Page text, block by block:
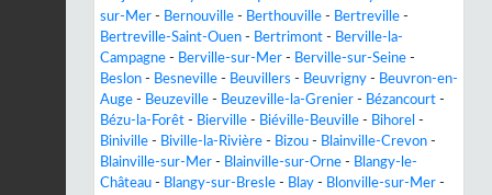
sur-Mer - Bernouville - Berthouville - Bertreville -
Bertreville-Saint-Ouen - Bertrimont - Berville-la-
Campagne - Berville-sur-Mer - Berville-sur-Seine -
Beslon - Besneville - Beuvillers - Beuvrigny - Beuvron-en-
Auge - Beuzeville - Beuzeville-la-Grenier - Bézancourt -
Bézu-la-Forêt - Bierville - Biéville-Beuville - Bihorel -
Biniville - Biville-la-Rivière - Bizou - Blainville-Crevon -
Blainville-sur-Mer - Blainville-sur-Orne - Blangy-le-
Château - Blangy-sur-Bresle - Blay - Blonville-sur-Mer -